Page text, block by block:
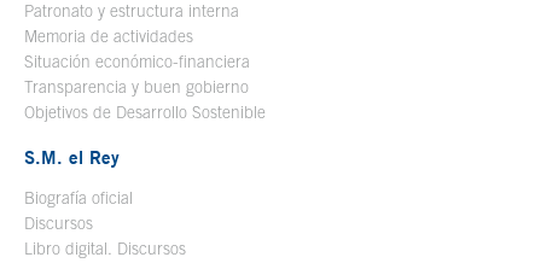
Patronato y estructura interna
Memoria de actividades
Situación económico-financiera
Transparencia y buen gobierno
Objetivos de Desarrollo Sostenible
S.M. el Rey
Biografía oficial
Discursos
Libro digital. Discursos